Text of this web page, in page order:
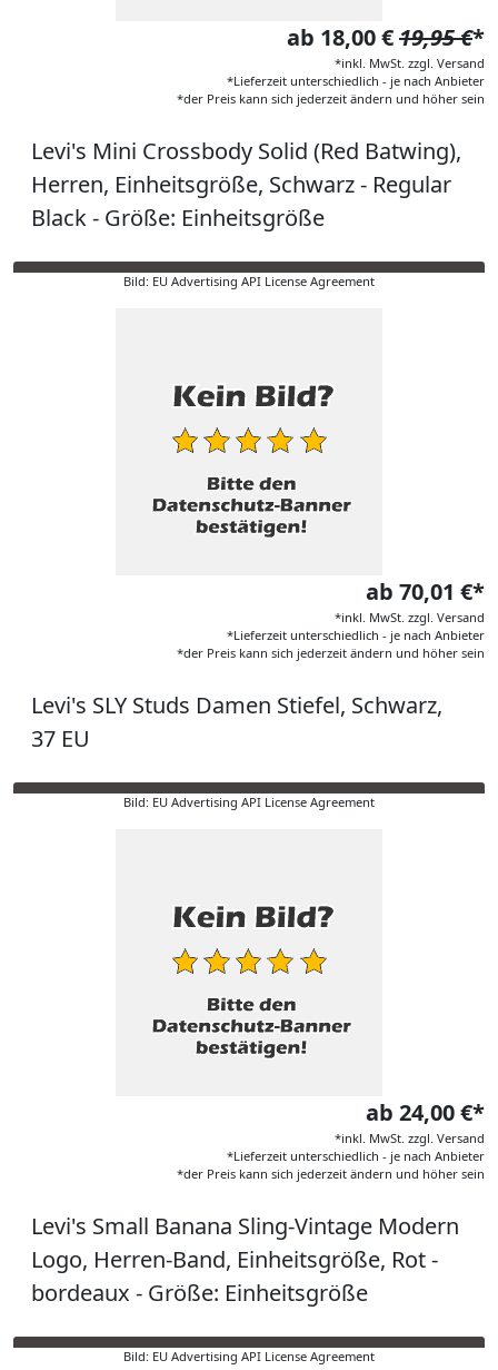
ab 18,00 €19,95 €*
*inkl. MwSt. zzgl. Versand
*Lieferzeit unterschiedlich - je nach Anbieter
*der Preis kann sich jederzeit ändern und höher sein
Levi's Mini Crossbody Solid (Red Batwing),
Herren, Einheitsgröße, Schwarz - Regular
Black - Größe: Einheitsgröße
Bild: EU Advertising API License Agreement
ab 70,01 €*
*inkl. MwSt. zzgl. Versand
*Lieferzeit unterschiedlich - je nach Anbieter
*der Preis kann sich jederzeit ändern und höher sein
Levi's SLY Studs Damen Stiefel, Schwarz,
37 EU
Bild: EU Advertising API License Agreement
ab 24,00 €*
*inkl. MwSt. zzgl. Versand
*Lieferzeit unterschiedlich - je nach Anbieter
*der Preis kann sich jederzeit ändern und höher sein
Levi's Small Banana Sling-Vintage Modern
Logo, Herren-Band, Einheitsgröße, Rot -
bordeaux - Größe: Einheitsgröße
Bild: EU Advertising API License Agreement